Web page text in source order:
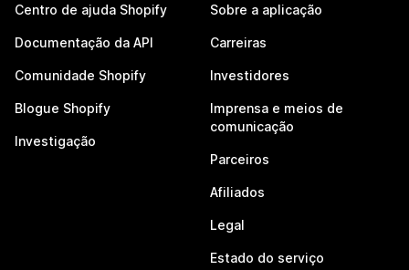
Centro de ajuda Shopify
Documentação da API
Comunidade Shopify
Blogue Shopify
Investigação
Sobre a aplicação
Carreiras
Investidores
Imprensa e meios de
comunicação
Parceiros
Afiliados
Legal
Estado do serviço